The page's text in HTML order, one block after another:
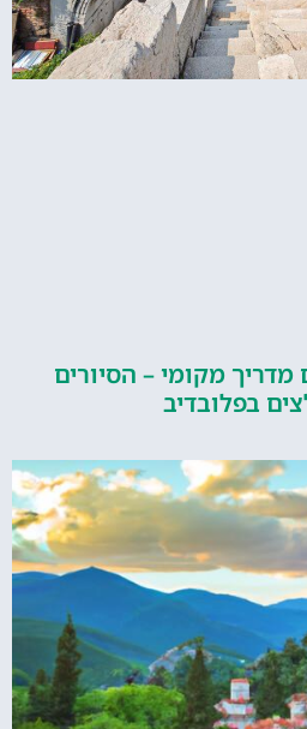
– הסיורים